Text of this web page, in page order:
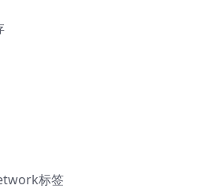
标签